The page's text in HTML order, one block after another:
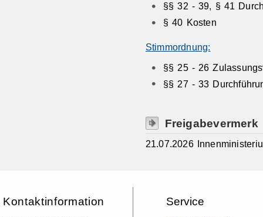
§§ 32 - 39, § 41
§ 40 Kosten
Stimmordnung:
§§ 25 - 26
§§ 27 - 33
Freigabevermerk
21.07.2026
Kontaktinformation Service